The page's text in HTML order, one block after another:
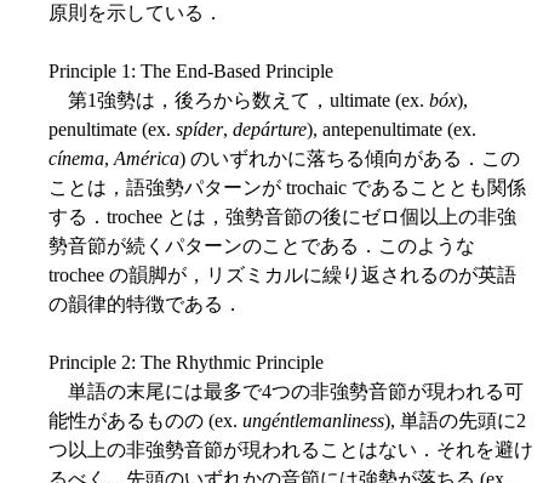
原則を示している．
Principle 1: The End-Based Principle
第1強勢は，後ろから数えて，ultimate (ex. bóx),
penultimate (ex. spíder, depárture), antepenultimate (ex.
cínema, América) のいずれかに落ちる傾向がある．この
ことは，語強勢パターンが trochaic であることとも関係
する．trochee とは，強勢音節の後にゼロ個以上の非強
勢音節が続くパターンのことである．このような
trochee の韻脚が，リズミカルに繰り返されるのが英語
の韻律的特徴である．
Principle 2: The Rhythmic Principle
単語の末尾には最多で4つの非強勢音節が現われる可
能性があるものの (ex. ungéntlemanliness), 単語の先頭に2
つ以上の非強勢音節が現われることはない．それを避け
るべく，先頭のいずれかの音節には強勢が落ちる (ex.